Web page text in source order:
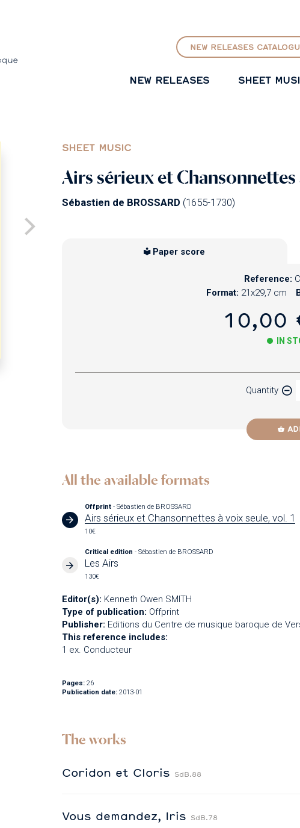
NEW RELEASES
NEW RELEASES SHEET
SHEET MUSIC
Airs sérieux et Chansonnettes
Sébastien de BROSSARD (1655-1730)
Paper score
Reference:
Format: 21x29,7 cm
10,00
IN
Quantity
All the available formats
Offprint- Sébastien de BROSSARD
Airs sérieux et Chansonnettes à voix seule, vol. 1
10€
Critical edition- Sébastien de BROSSARD
Les Airs
130€
Editor(s): Kenneth Owen SMITH
Type of publication: Offprint
Publisher: Editions du Centre de musique baroque de
This reference includes:
1 ex. Conducteur
Pages: 26
Publication date: 2013-01
The works
Coridon et Cloris SdB.88
Vous demandez, Iris SdB.78